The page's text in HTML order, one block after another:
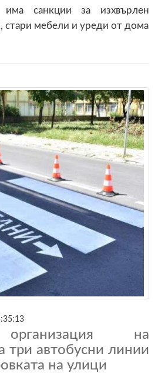
санкции за изхвърлен
стари мебели и уреди от дома
на
три автобусни линии
на улици